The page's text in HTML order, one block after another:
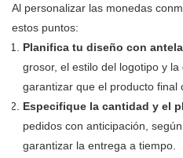
Al personalizar las monedas
estos puntos:
Planifica tu diseño con
grosor, el estilo del logotipo y
garantizar que el producto final
Especifique la cantidad y el
pedidos con anticipación,
garantizar la entrega a tiempo.